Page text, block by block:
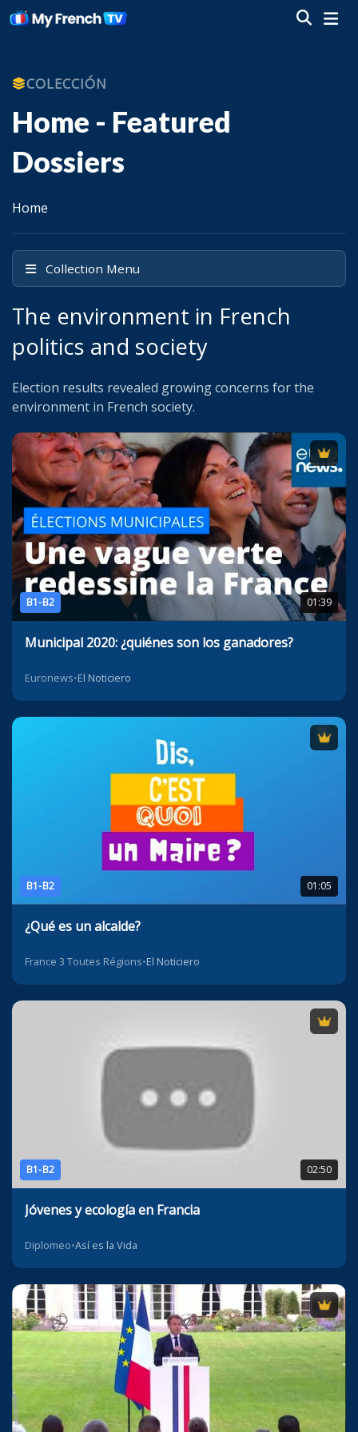
COLECCIÓN
Home - Featured
Dossiers
Home
Collection Menu
The environment in French
politics and society
Election results revealed growing concerns for the
environment in French society.
B1-B2 01:39
Municipal 2020: ¿quiénes son los ganadores?
Euronews•El Noticiero
B1-B2 01:05
¿Qué es un alcalde?
France 3 Toutes Régions•El Noticiero
B1-B2 02:50
Jóvenes y ecología en Francia
Diplomeo•Así es la Vida